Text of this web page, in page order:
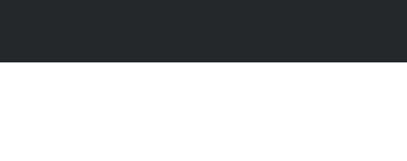
Marketing, Desarrollo Web y SEO.